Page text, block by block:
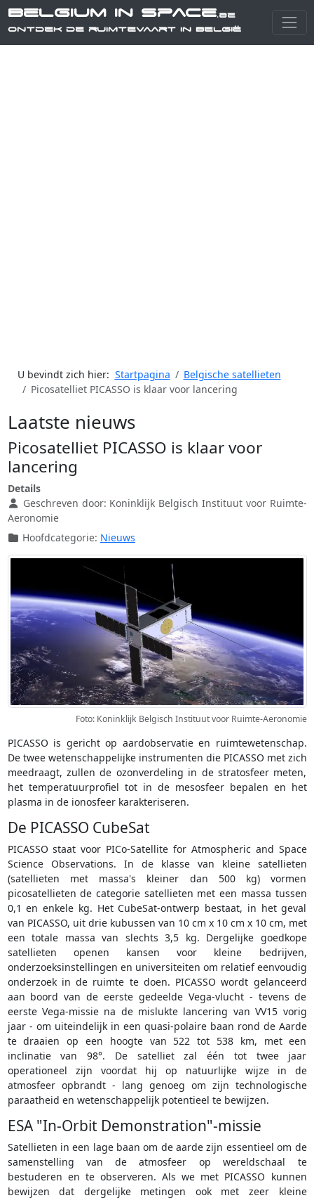
Belgium in Space.be
Ontdek de ruimtevaart in België
U bevindt zich hier: Startpagina
Belgische satellieten
Picosatelliet PICASSO is klaar voor lancering
Laatste nieuws
Picosatelliet PICASSO is klaar voor
lancering
Details
Geschreven door: Koninklijk Belgisch Instituut voor Ruimte-
Aeronomie
Hoofdcategorie: Nieuws
Foto: Koninklijk Belgisch Instituut voor Ruimte-Aeronomie
PICASSO is gericht op aardobservatie en ruimtewetenschap.
De twee wetenschappelijke instrumenten die PICASSO met zich
meedraagt, zullen de ozonverdeling in de stratosfeer meten,
het temperatuurprofiel tot in de mesosfeer bepalen en het
plasma in de ionosfeer karakteriseren.
De PICASSO CubeSat
PICASSO staat voor PICo-Satellite for Atmospheric and Space
Science Observations. In de klasse van kleine satellieten
(satellieten met massa's kleiner dan 500 kg) vormen
picosatellieten de categorie satellieten met een massa tussen
0,1 en enkele kg. Het CubeSat-ontwerp bestaat, in het geval
van PICASSO, uit drie kubussen van 10 cm x 10 cm x 10 cm, met
een totale massa van slechts 3,5 kg. Dergelijke goedkope
satellieten openen kansen voor kleine bedrijven,
onderzoeksinstellingen en universiteiten om relatief eenvoudig
onderzoek in de ruimte te doen. PICASSO wordt gelanceerd
aan boord van de eerste gedeelde Vega-vlucht - tevens de
eerste Vega-missie na de mislukte lancering van VV15 vorig
jaar - om uiteindelijk in een quasi-polaire baan rond de Aarde
te draaien op een hoogte van 522 tot 538 km, met een
inclinatie van 98°. De satelliet zal één tot twee jaar
operationeel zijn voordat hij op natuurlijke wijze in de
atmosfeer opbrandt - lang genoeg om zijn technologische
paraatheid en wetenschappelijk potentieel te bewijzen.
ESA "In-Orbit Demonstration"-missie
Satellieten in een lage baan om de aarde zijn essentieel om de
samenstelling van de atmosfeer op wereldschaal te
bestuderen en te observeren. Als we met PICASSO kunnen
bewijzen dat dergelijke metingen ook met zeer kleine